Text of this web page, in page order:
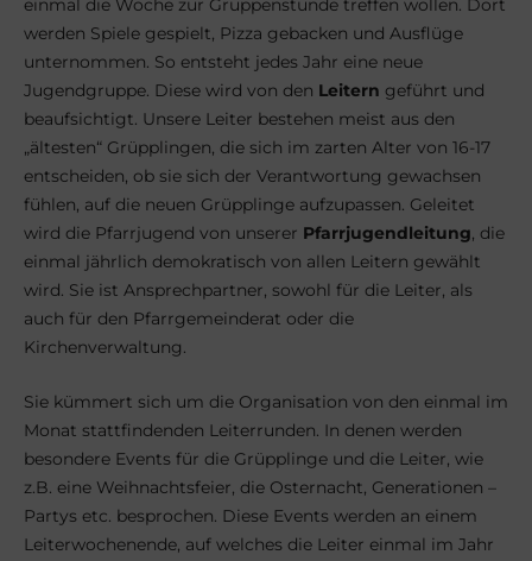
einmal die Woche zur Gruppenstunde treffen wollen. Dort
werden Spiele gespielt, Pizza gebacken und Ausflüge
unternommen. So entsteht jedes Jahr eine neue
Jugendgruppe. Diese wird von den Leitern geführt und
beaufsichtigt. Unsere Leiter bestehen meist aus den
„ältesten“ Grüpplingen, die sich im zarten Alter von 16-17
entscheiden, ob sie sich der Verantwortung gewachsen
fühlen, auf die neuen Grüpplinge aufzupassen. Geleitet
wird die Pfarrjugend von unserer Pfarrjugendleitung, die
einmal jährlich demokratisch von allen Leitern gewählt
wird. Sie ist Ansprechpartner, sowohl für die Leiter, als
auch für den Pfarrgemeinderat oder die
Kirchenverwaltung.
Sie kümmert sich um die Organisation von den einmal im
Monat stattfindenden Leiterrunden. In denen werden
besondere Events für die Grüpplinge und die Leiter, wie
z.B. eine Weihnachtsfeier, die Osternacht, Generationen –
Partys etc. besprochen. Diese Events werden an einem
Leiterwochenende, auf welches die Leiter einmal im Jahr